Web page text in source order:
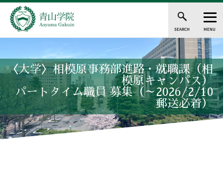
SEARCH MENU
〈大学〉相模原事務部進路・就職課（相
模原キャンパス）
パートタイム職員 募集（～2026/2/10
郵送必着）